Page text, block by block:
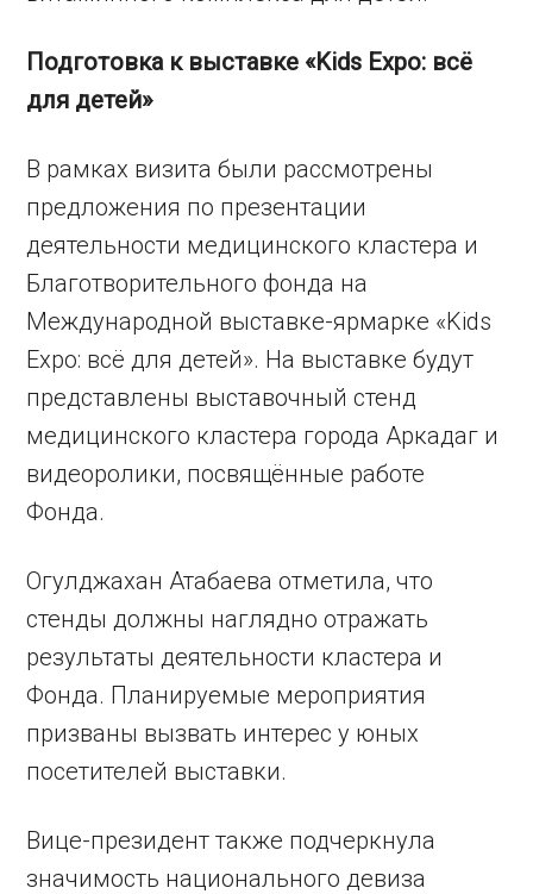
Подготовка к выставке «Kids Expo: всё
для детей»
В рамках визита были рассмотрены
предложения по презентации
деятельности медицинского кластера и
Благотворительного фонда на
Международной выставке-ярмарке «Kids
Expo: всё для детей». На выставке будут
представлены выставочный стенд
медицинского кластера города Аркадаг и
видеоролики, посвящённые работе
Фонда.
Огулджахан Атабаева отметила, что
стенды должны наглядно отражать
результаты деятельности кластера и
Фонда. Планируемые мероприятия
призваны вызвать интерес у юных
посетителей выставки.
Вице-президент также подчеркнула
значимость национального девиза